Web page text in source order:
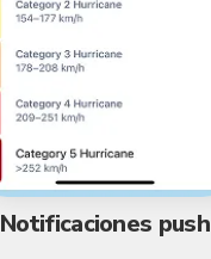
Notificaciones push